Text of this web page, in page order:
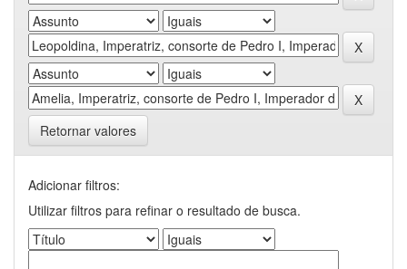
Retornar valores
Adicionar filtros:
Utilizar filtros para refinar o resultado de busca.